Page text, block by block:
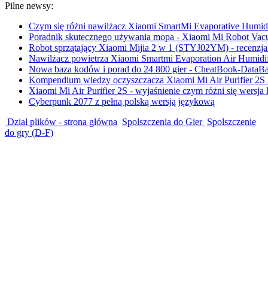
Pilne newsy:
Czym się różni nawilżacz Xiaomi SmartMi Evaporative
Poradnik skutecznego używania mopa - Xiaomi Mi Robot
Robot sprzątający Xiaomi Mijia 2 w 1 (STYJ02YM) -
Nawilżacz powietrza Xiaomi Smartmi Evaporation Air
Nowa baza kodów i porad do 24 800 gier - CheatBook-
Kompendium wiedzy oczyszczacza Xiaomi Mi Air Purifier
Xiaomi Mi Air Purifier 2S - wyjaśnienie czym różni się wersja
Cyberpunk 2077 z pełną polską wersją językową
Dział plików - strona główna Spolszczenia do Gier Spolszczenie
do gry (D-F)